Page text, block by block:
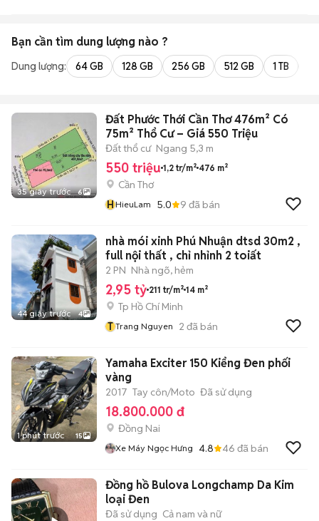
Bạn cần tìm dung lượng nào ?
Dung lượng: 64 GB 128 GB 256 GB 512 GB 1 TB
35 giây trước 6
Đất Phước Thới Cần Thơ 476m² Có
75m² Thổ Cư – Giá 550 Triệu
Đất thổ cư Ngang 5,3 m
550 triệu 1,2 tr/m² 476 m²
Cần Thơ
HHieuLam 5.0 9 đã bán
44 giây trước 4
nhà mói xinh Phú Nhuận dtsd 30m2 ,
full nội thất , chỉ nhỉnh 2 toiất
2 PN Nhà ngõ, hẻm
2,95 tỷ 211 tr/m² 14 m²
Tp Hồ Chí Minh
T Trang Nguyen 2 đã bán
1 phút trước 15
Yamaha Exciter 150 Kiểng Đen phối
vàng
2017 Tay côn/Moto Đã sử dụng
18.800.000 đ
Đồng Nai
Xe Máy Ngọc Hưng 4.8 46 đã bán
Đồng hồ Bulova Longchamp Da Kim
loại Đen
Đã sử dụng Cả nam và nữ